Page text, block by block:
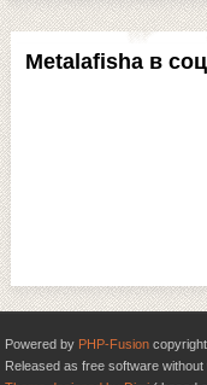
Metalafisha в
Powered by PHP-Fusion
Released as free software